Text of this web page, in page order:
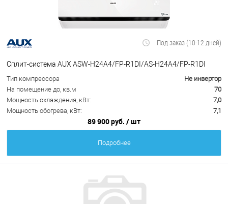
Под заказ (10-12 дней)
Сплит-система AUX ASW-H24A4/FP-R1DI/AS-H24A4/FP-R1DI
Тип компрессора
Не инвертор
На помещение до, кв.м
70
Мощность охлаждения, кВт:
7,0
Мощность обогрева, кВт:
7,1
89 900 руб. / шт
Подробнее